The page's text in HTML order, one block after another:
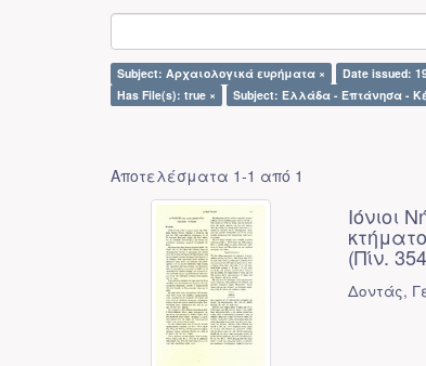
Subject: Αρχαιολογικά ευρήματα × Date issued:
Has File(s): true ×
Subject: Ελλάδα - Επτάνησα -
Αποτελέσματα 1-1 από 1
Ιόνιοι
(Πίν.
Δοντάς,